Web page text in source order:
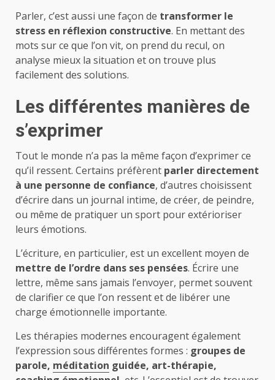
Parler, c’est aussi une façon de transformer le
stress en réflexion constructive. En mettant des
mots sur ce que l’on vit, on prend du recul, on
analyse mieux la situation et on trouve plus
facilement des solutions.
Les différentes manières de
s’exprimer
Tout le monde n’a pas la même façon d’exprimer ce
qu’il ressent. Certains préfèrent parler directement
à une personne de confiance, d’autres choisissent
d’écrire dans un journal intime, de créer, de peindre,
ou même de pratiquer un sport pour extérioriser
leurs émotions.
L’écriture, en particulier, est un excellent moyen de
mettre de l’ordre dans ses pensées. Écrire une
lettre, même sans jamais l’envoyer, permet souvent
de clarifier ce que l’on ressent et de libérer une
charge émotionnelle importante.
Les thérapies modernes encouragent également
l’expression sous différentes formes : groupes de
parole, méditation guidée, art-thérapie,